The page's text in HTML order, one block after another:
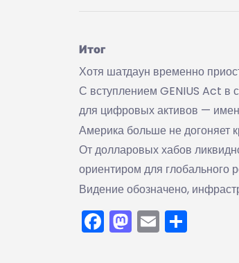
Итог
Хотя шатдаун временно
С вступлением GENIUS Act
для цифровых активов —
Америка больше не догоняет
От долларовых хабов
ориентиром для
Видение обозначено,
Facebook
Mastodon
Email